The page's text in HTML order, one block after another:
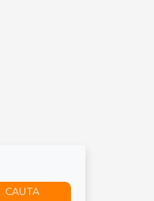
CAUTA